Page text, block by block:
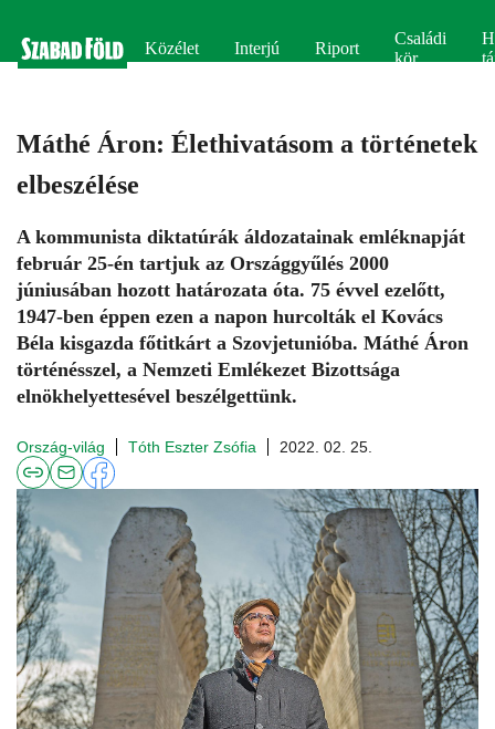
Közélet Interjú Riport
Családi
kör
Máthé Áron: Élethivatásom a történetek
elbeszélése
A kommunista diktatúrák áldozatainak emléknapját
február 25-én tartjuk az Országgyűlés 2000
júniusában hozott határozata óta. 75 évvel ezelőtt,
1947-ben éppen ezen a napon hurcolták el Kovács
Béla kisgazda főtitkárt a Szovjetunióba. Máthé Áron
történésszel, a Nemzeti Emlékezet Bizottsága
elnökhelyettesével beszélgettünk.
Ország-világ Tóth Eszter Zsófia 2022. 02. 25.